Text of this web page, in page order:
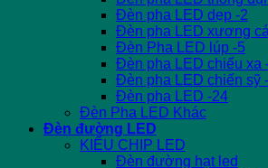
Đèn pha LED dẹp -2
Đèn pha LED xương
Đèn Pha LED lúp -5
Đèn pha LED chiếu xa
Đèn pha LED chiến sỹ
Đèn pha LED -24
Đèn Pha LED Khác
Đèn đường LED
KIỂU CHIP LED
Đèn đường hạt led